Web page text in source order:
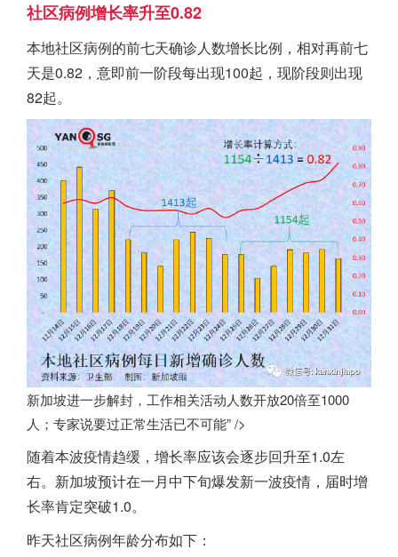
社区病例增长率升至0.82
本地社区病例的前七天确诊人数增长比例，相对再前七
天是0.82，意即前一阶段每出现100起，现阶段则出现
82起。
新加坡进一步解封，工作相关活动人数开放20倍至1000
人；专家说要过正常生活已不可能” />
随着本波疫情趋缓，增长率应该会逐步回升至1.0左
右。 新加坡预计在一月中下旬爆发新一波疫情，届时增
长率肯定突破1.0。
昨天社区病例年龄分布如下：